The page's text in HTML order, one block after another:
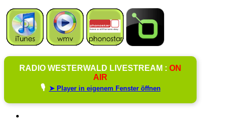
RADIO WESTERWALD LIVESTREAM : ON
AIR
🎙️ ➤ Player in eigenem Fenster öffnen